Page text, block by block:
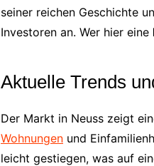
seiner reichen Geschichte
Investoren an. Wer hier eine
Aktuelle Trends
Der Markt in Neuss zeigt
Wohnungen und
leicht gestiegen, was auf